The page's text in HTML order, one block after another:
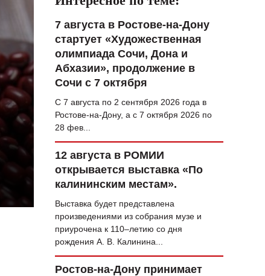
СТИЛЬ ЖИЗНИ
ХАЙП
ЧЕЛОВЕК ОСОБЕННЫЙ
КУЛЬТ ЕДЫ
ЖУРНАЛ
7 августа в Ростове-на-Дону
стартует «Художественная
олимпиада Сочи, Дона и
Абхазии», продолжение в
Сочи с 7 октября
С 7 августа по 2 сентября 2026 года в
Ростове-на-Дону, а с 7 октября 2026 по
28 фев...
12 августа в РОМИИ
открывается выставка «По
калининским местам».
Выставка будет представлена
произведениями из собрания музе и
приурочена к 110–летию со дня
рождения А. В. Калинина...
Ростов-на-Дону принимает